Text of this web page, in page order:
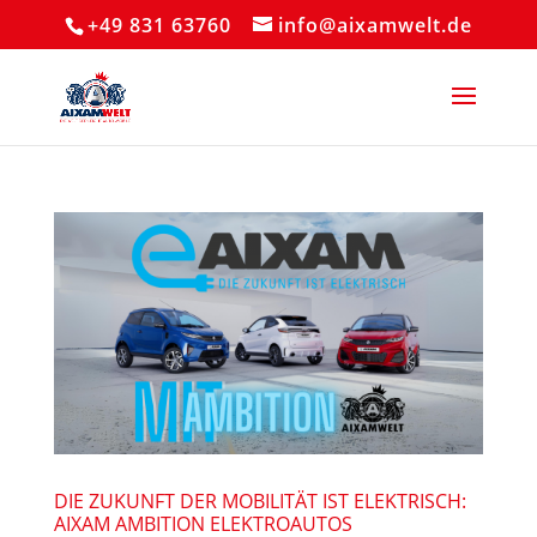
+49 831 63760 info@aixamwelt.de
DIE ZUKUNFT DER MOBILITÄT IST ELEKTRISCH:
AIXAM AMBITION ELEKTROAUTOS